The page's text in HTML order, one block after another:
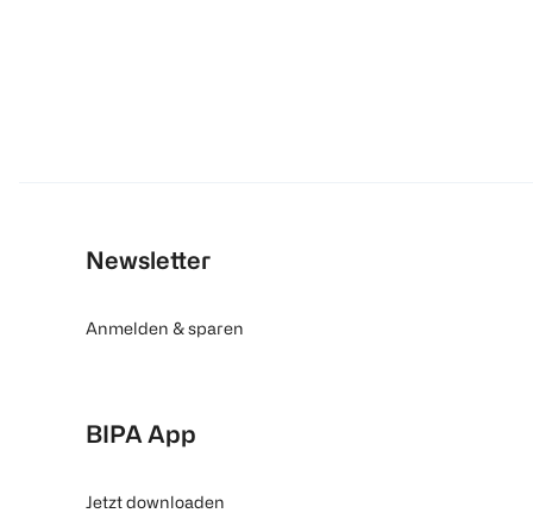
Newsletter
Anmelden & sparen
BIPA App
Jetzt downloaden